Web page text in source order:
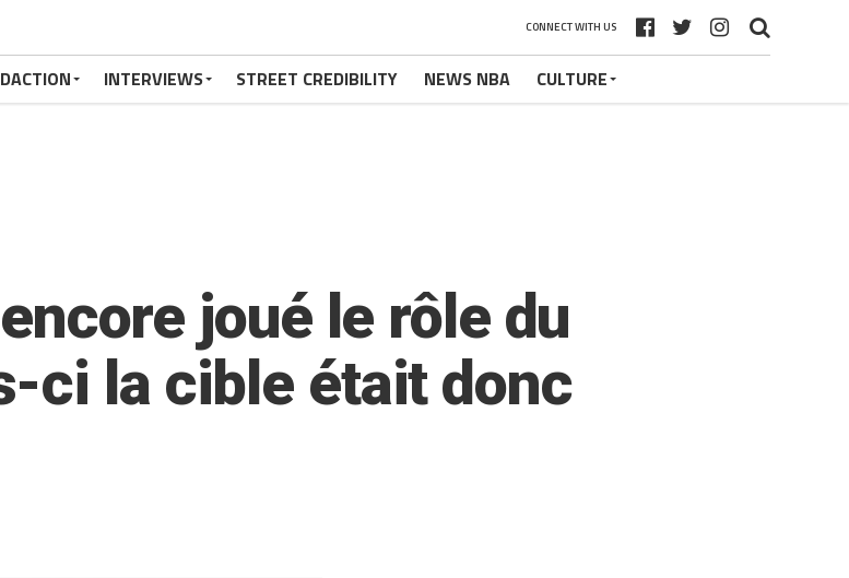
CONNECT WITH US
INTERVIEWS STREET CREDIBILITY NEWS NBA CULTURE
joué le rôle du
ci la cible était donc